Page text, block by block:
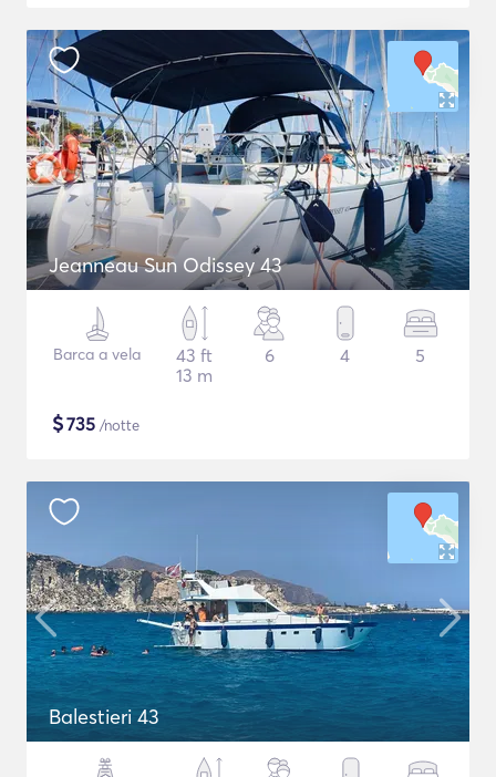
Jeanneau Sun Odissey 43
Barca a vela
43 ft
13 m
6 4 5
$735 /notte
Balestieri 43